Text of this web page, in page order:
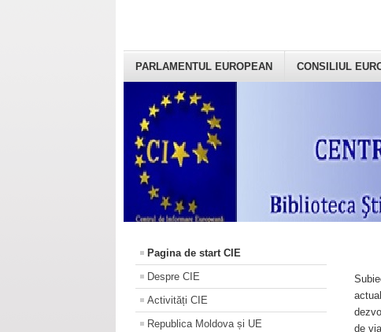
PARLAMENTUL EUROPEAN CONSILIUL
Pagina de start CIE
Despre CIE
Activități CIE
Republica Moldova și UE
de